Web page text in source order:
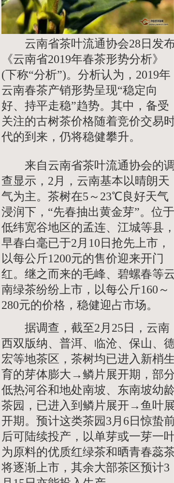
云南省茶叶流通协会28日发布
《云南省2019年春茶形势分析》
(下称“分析”)。分析认为，2019年
云南春茶产销形势呈现“稳定向
好、持平走稳”趋势。其中，备受
关注的古树茶价格随着竞价交易时
代的到来，仍将稳健攀升。
来自云南省茶叶流通协会的调
查显示，2月，云南基本以晴朗天
气为主。茶树在5～23℃良好天气
浸润下，“先春抽出黄金芽”。位于
低纬宽谷地区的孟连、江城等县，
早春白毫已于2月10日抢先上市，
以每公斤1200元的售价迎来开门
红。继之而来的毛峰、碧螺春等云
南绿茶纷纷上市，以每公斤160～
280元的价格，稳健迎占市场。
据调查，截至2月25日，云南
西双版纳、普洱、临沧、保山、德
宏等地茶区，茶树均已进入新梢生
育的芽体膨大→鳞片展开期，部分
低热河谷和地处南坡、东南坡幼龄
茶园，已进入到鳞片展开→鱼叶展
开期。预计这类茶园3月6日惊蛰前
后可陆续投产，以单芽或一芽一叶
为原料的优质红绿茶和晒青春蕊茶
将逐渐上市，其余大部茶区预计3